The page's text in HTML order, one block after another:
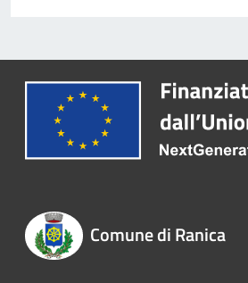
Comune di Ranica